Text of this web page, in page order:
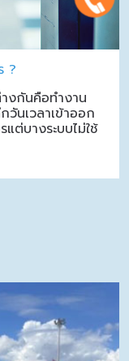
?
งกันคือทำงาน
นเวลาเข้าออก
ต่บางระบบไม่ใช้